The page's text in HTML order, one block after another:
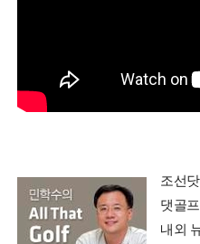
조선
댓골
내외